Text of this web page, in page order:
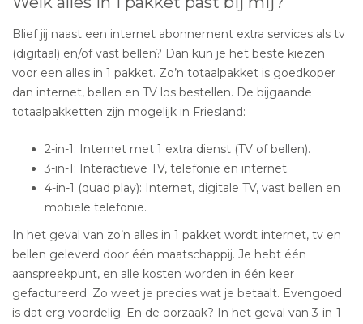
Blief jij naast een internet abonnement extra services als tv
(digitaal) en/of vast bellen? Dan kun je het beste kiezen
voor een alles in 1 pakket. Zo’n totaalpakket is goedkoper
dan internet, bellen en TV los bestellen. De bijgaande
totaalpakketten zijn mogelijk in Friesland:
2-in-1: Internet met 1 extra dienst (TV of bellen).
3-in-1: Interactieve TV, telefonie en internet.
4-in-1 (quad play): Internet, digitale TV, vast bellen en
mobiele telefonie.
In het geval van zo’n alles in 1 pakket wordt internet, tv en
bellen geleverd door één maatschappij. Je hebt één
aanspreekpunt, en alle kosten worden in één keer
gefactureerd. Zo weet je precies wat je betaalt. Evengoed
is dat erg voordelig. En de oorzaak? In het geval van 3-in-1